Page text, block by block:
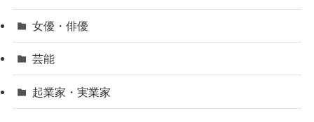
女優・俳優
芸能
起業家・実業家